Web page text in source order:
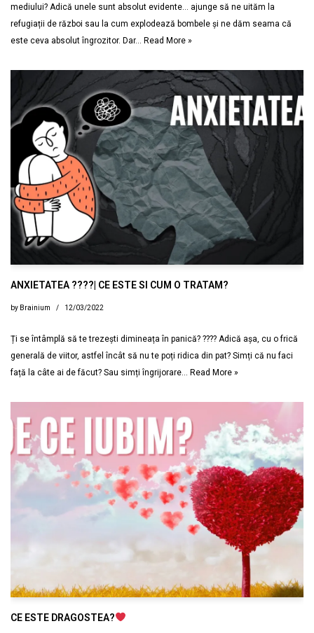
mediului? Adică unele sunt absolut evidente… ajunge să ne uităm la
refugiații de război sau la cum explodează bombele și ne dăm seama că
este ceva absolut îngrozitor. Dar… Read More »
ANXIETATEA ????| CE ESTE SI CUM O TRATAM?
by Brainium 12/03/2022
Ți se întâmplă să te trezești dimineața în panică? ???? Adică așa, cu o frică
generală de viitor, astfel încât să nu te poți ridica din pat? Simți că nu faci
față la câte ai de făcut? Sau simți îngrijorare… Read More »
CE ESTE DRAGOSTEA?